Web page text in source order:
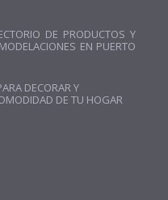
DE PRODUCTOS Y
EN PUERTO
DECORAR Y
DE TU HOGAR